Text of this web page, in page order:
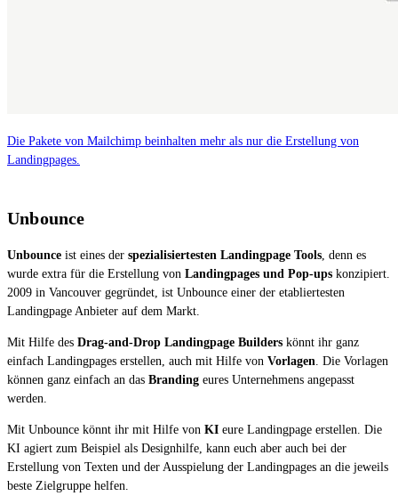
Die Pakete von Mailchimp beinhalten mehr als nur die Erstellung von
Landingpages.
Unbounce
Unbounce ist eines der spezialisiertesten Landingpage Tools , denn es
wurde extra für die Erstellung von Landingpages und Pop-ups konzipiert.
2009 in Vancouver gegründet, ist Unbounce einer der etabliertesten
Landingpage Anbieter auf dem Markt.
Mit Hilfe des Drag-and-Drop Landingpage Builders könnt ihr ganz
einfach Landingpages erstellen, auch mit Hilfe von Vorlagen . Die Vorlagen
können ganz einfach an das Branding eures Unternehmens angepasst
werden.
Mit Unbounce könnt ihr mit Hilfe von KI eure Landingpage erstellen. Die
KI agiert zum Beispiel als Designhilfe, kann euch aber auch bei der
Erstellung von Texten und der Ausspielung der Landingpages an die jeweils
beste Zielgruppe helfen.